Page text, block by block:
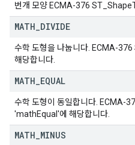
번개 모양 ECMA-376
MATH DIVIDE
수학 도형을 나눕니다. ECMA-
해당합니다.
MATH EQUAL
수학 도형이 동일합니다. ECMA-
'mathEqual'에 해당합니다.
MATH MINUS